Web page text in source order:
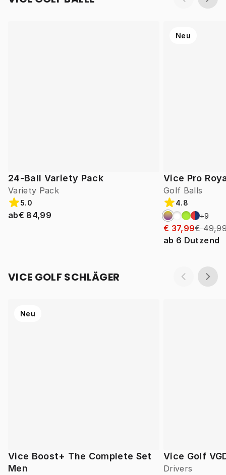
24-Ball Variety Pack
Variety Pack
5.0
ab€ 84,99
Vice Pro
Golf Balls
Neu
4.8
+9
€ 37,99€
ab 6 Dutzend
VICE GOLF SCHLÄGER
Vice Boost+ The Complete Set
Men
Neu
Vice Golf
Drivers